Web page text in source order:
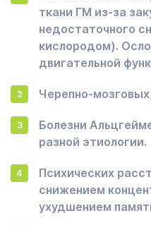
ткани ГМ из-за
недостаточного
кислородом).
двигательной
Черепно-
Болезни
разной этиологии.
Психических
снижением
ухудшением